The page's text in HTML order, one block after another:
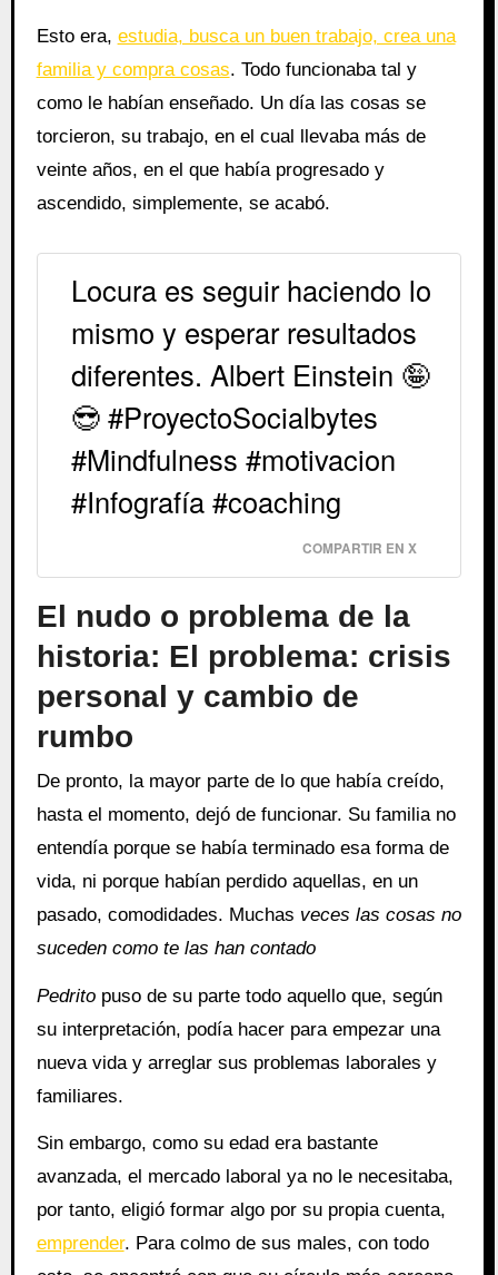
Esto era, estudia, busca un buen trabajo, crea una
familia y compra cosas. Todo funcionaba tal y
como le habían enseñado. Un día las cosas se
torcieron, su trabajo, en el cual llevaba más de
veinte años, en el que había progresado y
ascendido, simplemente, se acabó.
Locura es seguir haciendo lo
mismo y esperar resultados
diferentes. Albert Einstein 🤪
😎 #ProyectoSocialbytes
#Mindfulness #motivacion
#Infografía #coaching
COMPARTIR EN X
El nudo o problema de la
historia: El problema: crisis
personal y cambio de
rumbo
De pronto, la mayor parte de lo que había creído,
hasta el momento, dejó de funcionar. Su familia no
entendía porque se había terminado esa forma de
vida, ni porque habían perdido aquellas, en un
pasado, comodidades. Muchas veces las cosas no
suceden como te las han contado
Pedritopuso de su parte todo aquello que, según
su interpretación, podía hacer para empezar una
nueva vida y arreglar sus problemas laborales y
familiares.
Sin embargo, como su edad era bastante
avanzada, el mercado laboral ya no le necesitaba,
por tanto, eligió formar algo por su propia cuenta,
emprender. Para colmo de sus males, con todo